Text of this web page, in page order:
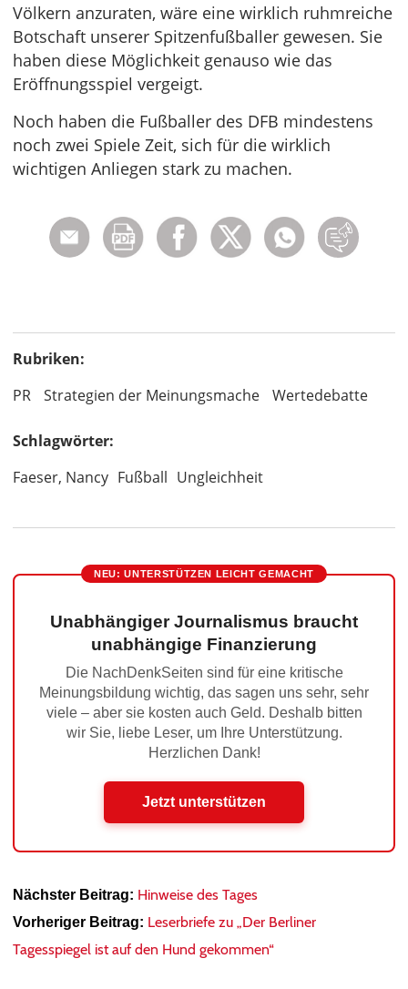
Völkern anzuraten, wäre eine wirklich ruhmreiche
Botschaft unserer Spitzenfußballer gewesen. Sie
haben diese Möglichkeit genauso wie das
Eröffnungsspiel vergeigt.
Noch haben die Fußballer des DFB mindestens
noch zwei Spiele Zeit, sich für die wirklich
wichtigen Anliegen stark zu machen.
Rubriken:
PR
Strategien der Meinungsmache Wertedebatte
Schlagwörter:
Faeser, Nancy Fußball Ungleichheit
NEU: UNTERSTÜTZEN LEICHT GEMACHT
Unabhängiger Journalismus braucht
unabhängige Finanzierung
Die NachDenkSeiten sind für eine kritische
Meinungsbildung wichtig, das sagen uns sehr, sehr
viele – aber sie kosten auch Geld. Deshalb bitten
wir Sie, liebe Leser, um Ihre Unterstützung.
Herzlichen Dank!
Jetzt unterstützen
Nächster Beitrag: Hinweise des Tages
Vorheriger Beitrag: Leserbriefe zu „Der Berliner
Tagesspiegel ist auf den Hund gekommen“